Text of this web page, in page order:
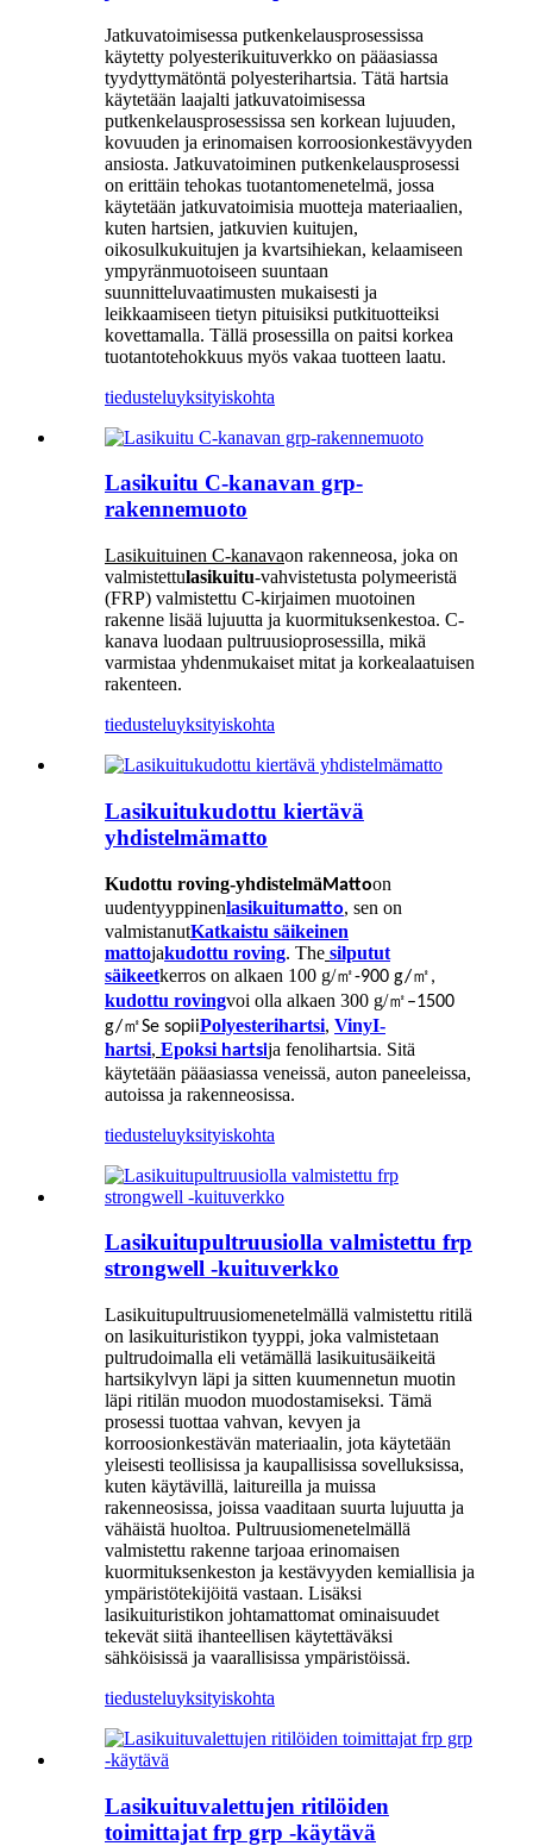
Jatkuvatoimisessa putkenkelausprosessissa
käytetty polyesterikuituverkko on pääasiassa
tyydyttymätöntä polyesterihartsia. Tätä hartsia
käytetään laajalti jatkuvatoimisessa
putkenkelausprosessissa sen korkean lujuuden,
kovuuden ja erinomaisen korroosionkestävyyden
ansiosta. Jatkuvatoiminen putkenkelausprosessi
on erittäin tehokas tuotantomenetelmä, jossa
käytetään jatkuvatoimisia muotteja materiaalien,
kuten hartsien, jatkuvien kuitujen,
oikosulkukuitujen ja kvartsihiekan, kelaamiseen
ympyränmuotoiseen suuntaan
suunnitteluvaatimusten mukaisesti ja
leikkaamiseen tietyn pituisiksi putkituotteiksi
kovettamalla. Tällä prosessilla on paitsi korkea
tuotantotehokkuus myös vakaa tuotteen laatu.
tiedusteluyksityiskohta
Lasikuitu C-kanavan grp-
rakennemuoto
Lasikuituinen C-kanavaon rakenneosa, joka on
valmistettulasikuitu-vahvistetusta polymeeristä
(FRP) valmistettu C-kirjaimen muotoinen
rakenne lisää lujuutta ja kuormituksenkestoa. C-
kanava luodaan pultruusioprosessilla, mikä
varmistaa yhdenmukaiset mitat ja korkealaatuisen
rakenteen.
tiedusteluyksityiskohta
Lasikuitukudottu kiertävä
yhdistelmämatto
Kudottu roving-yhdistelmäMattoon
uudentyyppinenlasikuitumatto, sen on
valmistanutKatkaistu säikeinen
mattojakudottu roving. The silputut
säikeetkerros on alkaen 100 g/㎡-900 g/㎡,
kudottu rovingvoi olla alkaen 300 g/㎡–1500
g/㎡Se sopiiPolyesterihartsi, VinyI-
hartsi, Epoksi hartsija fenolihartsia. Sitä
käytetään pääasiassa veneissä, auton paneeleissa,
autoissa ja rakenneosissa.
tiedusteluyksityiskohta
Lasikuitupultruusiolla valmistettu frp
strongwell -kuituverkko
Lasikuitupultruusiomenetelmällä valmistettu ritilä
on lasikuituristikon tyyppi, joka valmistetaan
pultrudoimalla eli vetämällä lasikuitusäikeitä
hartsikylvyn läpi ja sitten kuumennetun muotin
läpi ritilän muodon muodostamiseksi. Tämä
prosessi tuottaa vahvan, kevyen ja
korroosionkestävän materiaalin, jota käytetään
yleisesti teollisissa ja kaupallisissa sovelluksissa,
kuten käytävillä, laitureilla ja muissa
rakenneosissa, joissa vaaditaan suurta lujuutta ja
vähäistä huoltoa. Pultruusiomenetelmällä
valmistettu rakenne tarjoaa erinomaisen
kuormituksenkeston ja kestävyyden kemiallisia ja
ympäristötekijöitä vastaan. Lisäksi
lasikuituristikon johtamattomat ominaisuudet
tekevät siitä ihanteellisen käytettäväksi
sähköisissä ja vaarallisissa ympäristöissä.
tiedusteluyksityiskohta
Lasikuituvalettujen ritilöiden
toimittajat frp grp -käytävä